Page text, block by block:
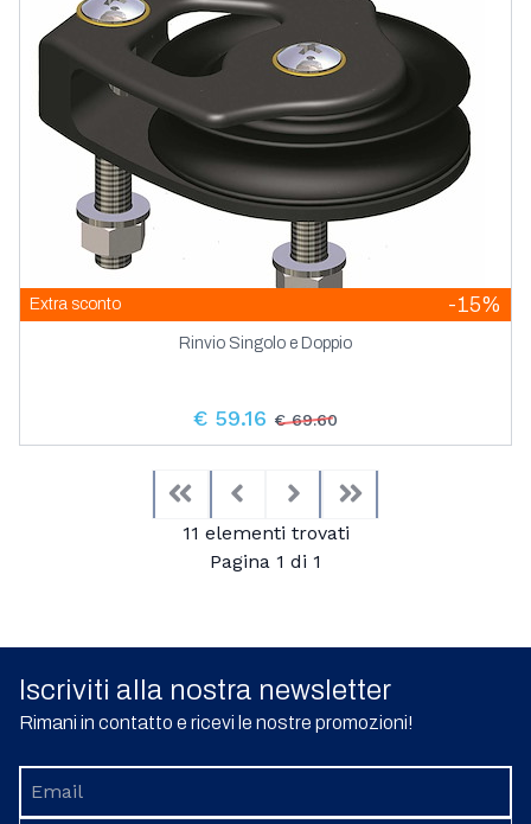
Extra sconto -15%
Rinvio Singolo e Doppio
€ 59.16 € 69.60
FirstPrevious
11 elementi trovati
Pagina 1 di 1
Next
Iscriviti alla nostra newsletter
Rimani in contatto e ricevi le nostre promozioni!